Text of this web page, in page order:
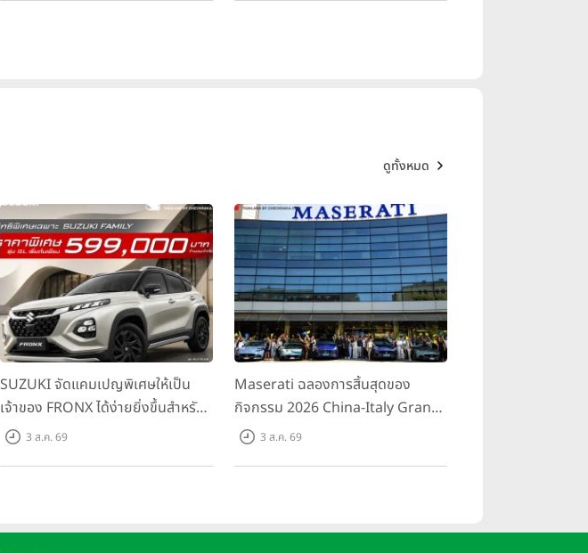
ดูทั้งหมด
SUZUKI จัดแคมเปญพิเศษให้เป็น
เจ้าของ FRONX ได้ง่ายยิ่งขึ้นสำหรับ
รุ่น GL ราคาพิเศษเริ่มต้น 5.99 แสน
3 ส.ค. 69
Maserati ฉลองการสิ้นสุดของ
กิจกรรม 2026 China-Italy Grand
Tour ณ สำนักงานใหญ่ เมืองโมเดนา
3 ส.ค. 69